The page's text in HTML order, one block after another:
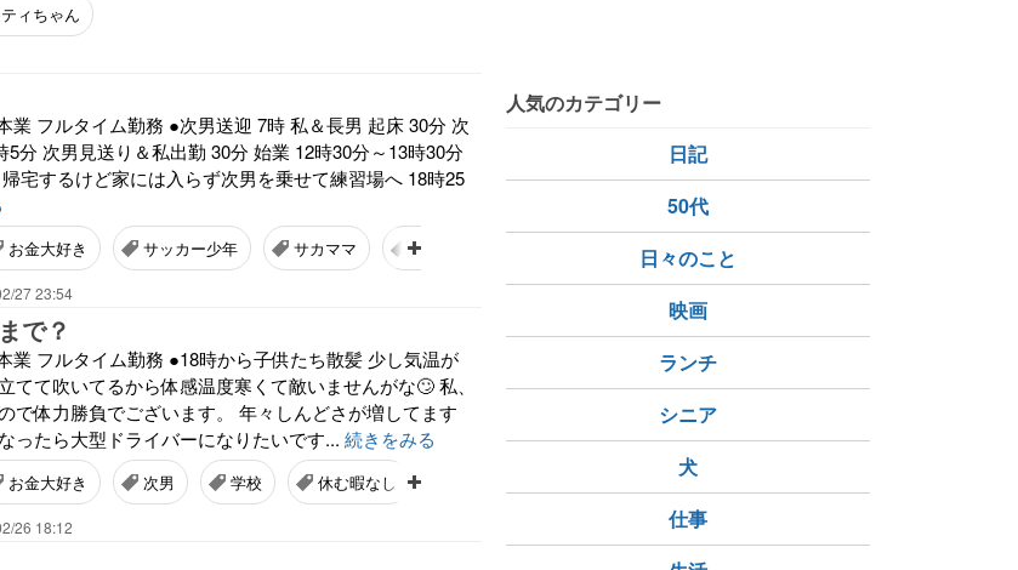
ィちゃん
業 フルタイム勤務 ●次男送迎 7時 私＆長男 起床 30分 次
5分 次男見送り＆私出勤 30分 始業 12時30分～13時30分
宅するけど家には入らず次男を乗せて練習場へ 18時25
お金大好き サッカー少年 サカママ スケジュール管理 睡眠不足
27 23:54
で？
業 フルタイム勤務 ●18時から子供たち散髪 少し気温が
てて吹いてるから体感温度寒くて敵いませんがな🙄 私、
で体力勝負でございます。 年々しんどさが増してます
ったら大型ドライバーになりたいです... 続きをみる
お金大好き 次男 学校 休む暇なし
26 18:12
人気のカテゴリー
日記
50代
日々のこと
映画
ランチ
シニア
犬
仕事